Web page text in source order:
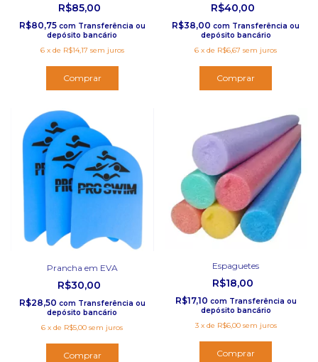
R$85,00
R$80,75 com Transferência ou
depósito bancário
6 x de R$14,17 sem juros
Comprar
R$40,00
R$38,00com Transferência ou
depósito bancário
6 xde R$6,67 sem juros
Comprar
Prancha em EVA
R$30,00
R$28,50 com Transferência ou
depósito bancário
6 xde R$5,00 sem juros
Comprar
Espaguetes
R$18,00
R$17,10 com Transferência ou
depósito bancário
3 x de R$6,00 sem juros
Comprar